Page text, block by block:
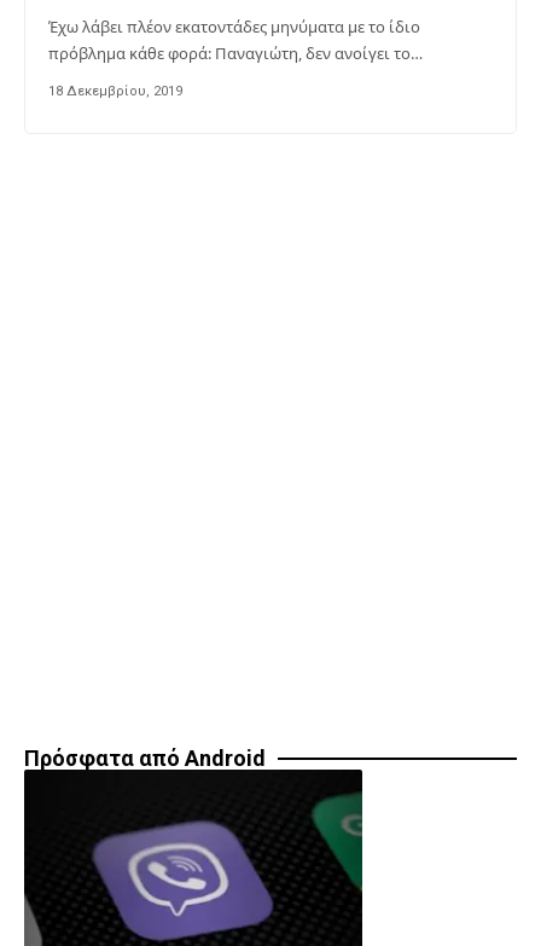
Έχω λάβει πλέον εκατοντάδες μηνύματα με το ίδιο
πρόβλημα κάθε φορά: Παναγιώτη, δεν ανοίγει το…
18 Δεκεμβρίου, 2019
Πρόσφατα από Android